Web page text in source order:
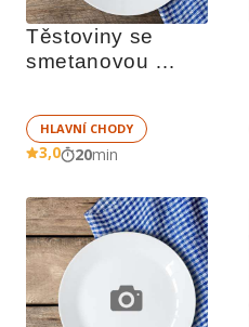
Těstoviny se
smetanovou
HLAVNÍ CHODY
3,0 20min